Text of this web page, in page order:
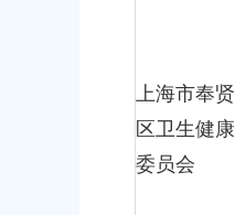
上海市奉贤
区卫生健康
委员会